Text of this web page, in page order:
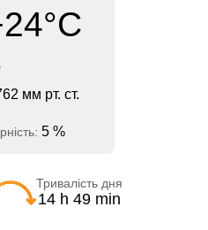
мм рт. ст.
5 %
Тривалість дня
14 h 49 min